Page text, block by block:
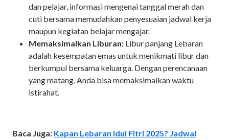
dan pelajar, informasi mengenai tanggal merah dan
cuti bersama memudahkan penyesuaian jadwal kerja
maupun kegiatan belajar mengajar.
Memaksimalkan Liburan: Libur panjang Lebaran
adalah kesempatan emas untuk menikmati libur dan
berkumpul bersama keluarga. Dengan perencanaan
yang matang, Anda bisa memaksimalkan waktu
istirahat.
Baca Juga: Kapan Lebaran Idul Fitri 2025? Jadwal